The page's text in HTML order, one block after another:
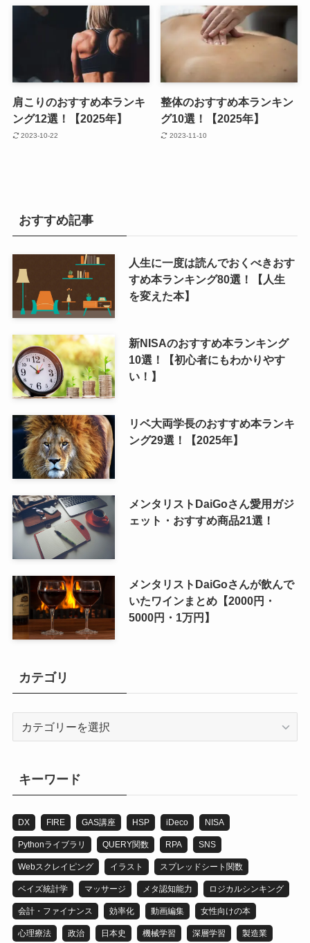
肩こりのおすすめ本ランキ
ング12選！【2025年】
2023-10-22
整体のおすすめ本ランキン
グ10選！【2025年】
2023-11-10
おすすめ記事
人生に一度は読んでおくべきおす
すめ本ランキング80選！【人生
を変えた本】
新NISAのおすすめ本ランキング
10選！【初心者にもわかりやす
い！】
リベ大両学長のおすすめ本ランキ
ング29選！【2025年】
メンタリストDaiGoさん愛用ガジ
ェット・おすすめ商品21選！
メンタリストDaiGoさんが飲んで
いたワインまとめ【2000円・
5000円・1万円】
カテゴリ
キーワード
DX FIRE GAS講座 HSP iDeco NISA
Pythonライブラリ QUERY関数 RPA SNS
Webスクレイピング イラスト スプレッドシート関数
ベイズ統計学 マッサージ メタ認知能力 ロジカルシンキング
会計・ファイナンス 効率化 動画編集 女性向けの本
心理療法 政治 日本史 機械学習 深層学習 製造業